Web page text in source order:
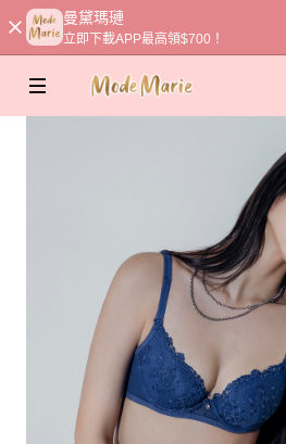
曼黛瑪璉
立即下載APP最高領$700！